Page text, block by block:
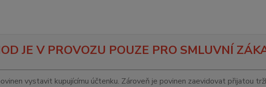
JE V PROVOZU POUZE PRO SMLUVNÍ
vystavit kupujícímu účtenku. Zároveň je povinen zaevidovat přijatou